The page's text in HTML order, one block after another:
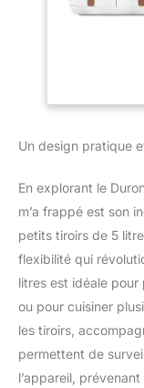
Un design pratique
En explorant le
m’a frappé est son
petits tiroirs de 5
flexibilité qui
litres est idéale
ou pour cuisiner
les tiroirs,
permettent de
l’appareil,